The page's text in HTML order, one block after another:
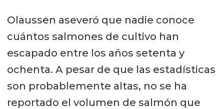
Olaussen aseveró que nadie conoce
cuántos salmones de cultivo han
escapado entre los años setenta y
ochenta. A pesar de que las estadísticas
son probablemente altas, no se ha
reportado el volumen de salmón que